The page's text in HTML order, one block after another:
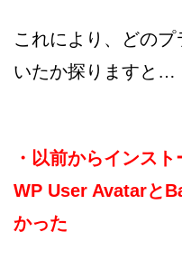
これにより、どの
いたか探りますと…
・以前からインス
WP User Avatarと
かった